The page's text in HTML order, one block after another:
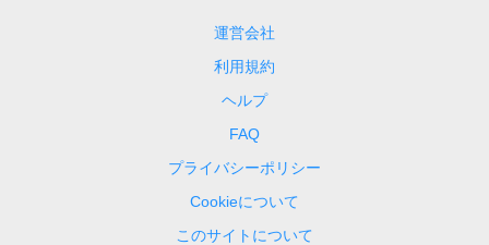
運営会社
利用規約
ヘルプ
FAQ
プライバシーポリシー
Cookieについて
このサイトについて